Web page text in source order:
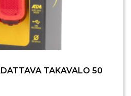
TAKAVALO 50